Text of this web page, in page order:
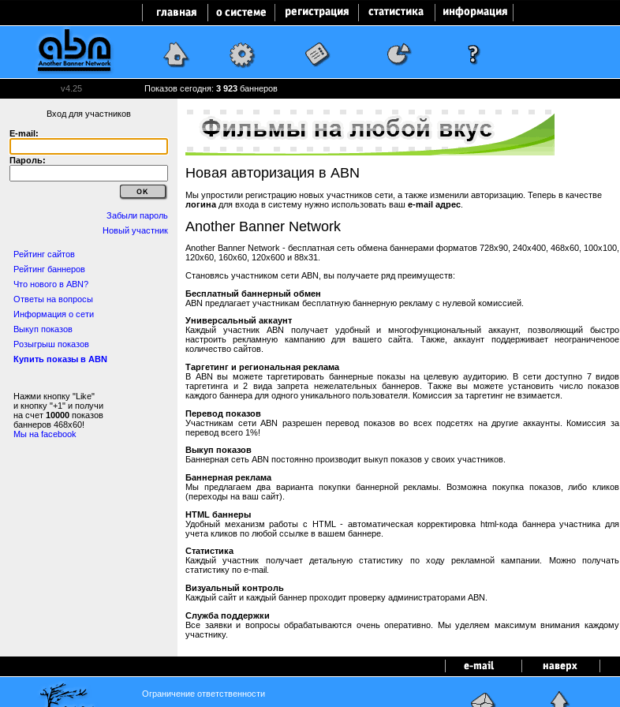
v4.25 Показов сегодня: 3 923 баннеров
Вход для участников
E-mail:
Пароль:
Забыли пароль
Новый участник
Рейтинг сайтов
Рейтинг баннеров
Что нового в ABN?
Ответы на вопросы
Информация о сети
Выкуп показов
Розыгрыш показов
Купить показы в ABN
Нажми кнопку "Like"
и кнопку "+1" и получи
на счет 10000 показов
баннеров 468x60!
Мы на facebook
Новая авторизация в ABN
Мы упростили регистрацию новых участников сети, а также изменили авторизацию. Теперь в качестве
логина для входа в систему нужно использовать ваш e-mail адрес
Another Banner Network
Another Banner Network - бесплатная сеть обмена баннерами форматов 728x90, 240x400, 468x60, 100x100,
120x60, 160x60, 120x600 и 88x31.
Становясь участником сети ABN, вы получаете ряд преимуществ:
Бесплатный баннерный обмен
ABN предлагает участникам бесплатную баннерную рекламу с нулевой комиссией.
Универсальный аккаунт
Каждый участник ABN получает удобный и многофункциональный аккаунт, позволяющий быстро
настроить рекламную кампанию для вашего сайта. Также, аккаунт поддерживает неограниченоое
количество сайтов.
Таргетинг и региональная реклама
В ABN вы можете таргетировать баннерные показы на целевую аудиторию. В сети доступно 7 видов
таргетинга и 2 вида запрета нежелательных баннеров. Также вы можете установить число показов
каждого баннера для одного уникального пользователя. Комиссия за таргетинг не взимается.
Перевод показов
Участникам сети ABN разрешен перевод показов во всех подсетях на другие аккаунты. Комиссия за
перевод всего 1%!
Выкуп показов
Баннерная сеть ABN постоянно производит выкуп показов у своих участников.
Баннерная реклама
Мы предлагаем два варианта покупки баннерной рекламы. Возможна покупка показов, либо кликов
(переходы на ваш сайт).
HTML баннеры
Удобный механизм работы с HTML - автоматическая корректировка html-кода баннера участника для
учета кликов по любой ссылке в вашем баннере.
Статистика
Каждый участник получает детальную статистику по ходу рекламной кампании. Можно получать
статистику по e-mail.
Визуальный контроль
Каждый сайт и каждый баннер проходит проверку администраторами ABN.
Служба поддержки
Все заявки и вопросы обрабатываются очень оперативно. Мы уделяем максимум внимания каждому
участнику.
Ограничение ответственности